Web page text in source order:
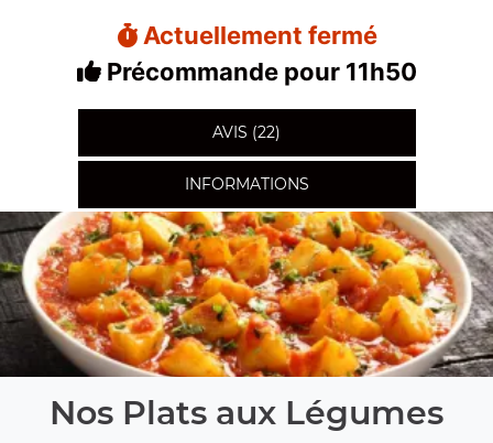
Actuellement fermé
Précommande pour 11h50
AVIS (22)
INFORMATIONS
Nos Plats aux Légumes